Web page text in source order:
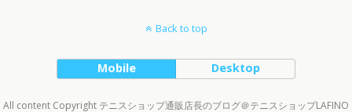
Back to top
Mobile Desktop
All content Copyright テニスショップ通販店長のブログ＠テニスショップLAFINO